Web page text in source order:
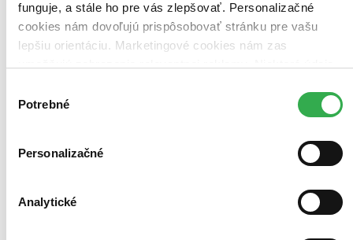
funguje, a stále ho pre vás zlepšovať. Personalizačné
cookies nám dovoľujú prispôsobovať stránku pre vašu
lepšiu orientáciu. Marketingové cookies nám zas
keby sme mohli používať všetky tieto cookies. Ďakujeme!
súhlasu
Potrebné
Personalizačné
Analytické